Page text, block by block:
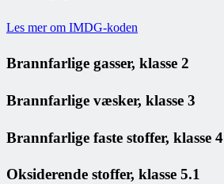
Les mer om IMDG-koden
Brannfarlige gasser, klasse 2
Brannfarlige væsker, klasse 3
Brannfarlige faste stoffer, klasse 4
Oksiderende stoffer, klasse 5.1